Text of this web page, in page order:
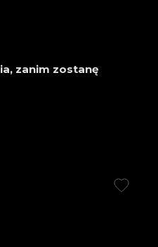
zanim zostanę